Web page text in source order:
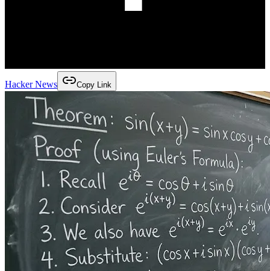
Hacker News Copy Link